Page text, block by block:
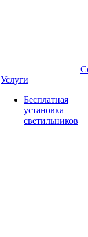
Услуги
Бесплатная
установка
светильников